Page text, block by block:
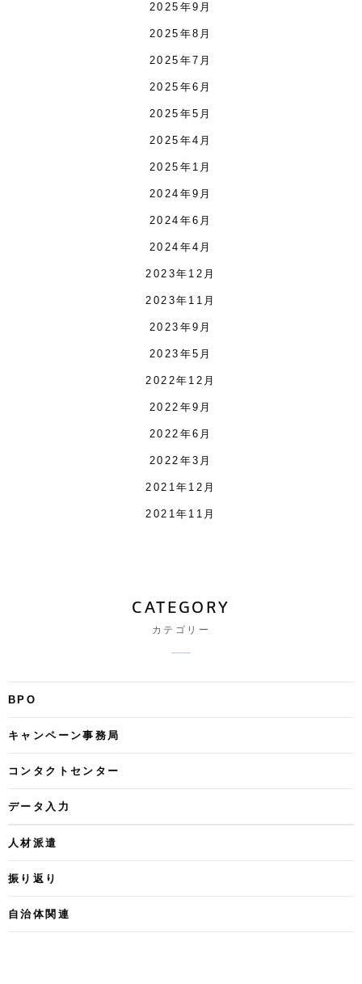
2025年9月
2025年8月
2025年7月
2025年6月
2025年5月
2025年4月
2025年1月
2024年9月
2024年6月
2024年4月
2023年12月
2023年11月
2023年9月
2023年5月
2022年12月
2022年9月
2022年6月
2022年3月
2021年12月
2021年11月
CATEGORY
カテゴリー
BPO
キャンペーン事務局
コンタクトセンター
データ入力
人材派遣
振り返り
自治体関連